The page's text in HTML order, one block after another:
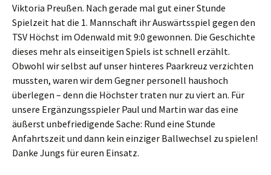
Viktoria Preußen. Nach gerade mal gut einer Stunde
Spielzeit hat die 1. Mannschaft ihr Auswärtsspiel gegen den
TSV Höchst im Odenwald mit 9:0 gewonnen. Die Geschichte
dieses mehr als einseitigen Spiels ist schnell erzählt.
Obwohl wir selbst auf unser hinteres Paarkreuz verzichten
mussten, waren wir dem Gegner personell haushoch
überlegen – denn die Höchster traten nur zu viert an. Für
unsere Ergänzungsspieler Paul und Martin war das eine
äußerst unbefriedigende Sache: Rund eine Stunde
Anfahrtszeit und dann kein einziger Ballwechsel zu spielen!
Danke Jungs für euren Einsatz.